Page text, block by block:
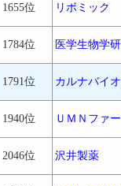
1655位 リボミック
1784位 医学生物学
1791位 カルナバイ
1940位 ＵＭＮファ
2046位 沢井製薬